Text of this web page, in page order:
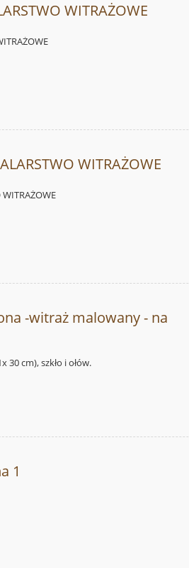
WITRAŻOWE
WITRAŻOWE
WITRAŻOWE
-witraż malowany - na
30 cm), szkło i ołów.
1